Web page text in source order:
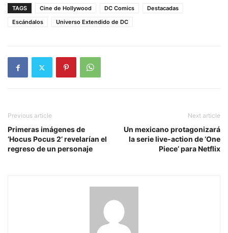
TAGS Cine de Hollywood DC Comics
Destacadas
Escándalos
Universo Extendido de DC
Previous article
Primeras imágenes de
‘Hocus Pocus 2’ revelarían el
regreso de un personaje
Next article
Un mexicano protagonizará
la serie live-action de ‘One
Piece’ para Netflix